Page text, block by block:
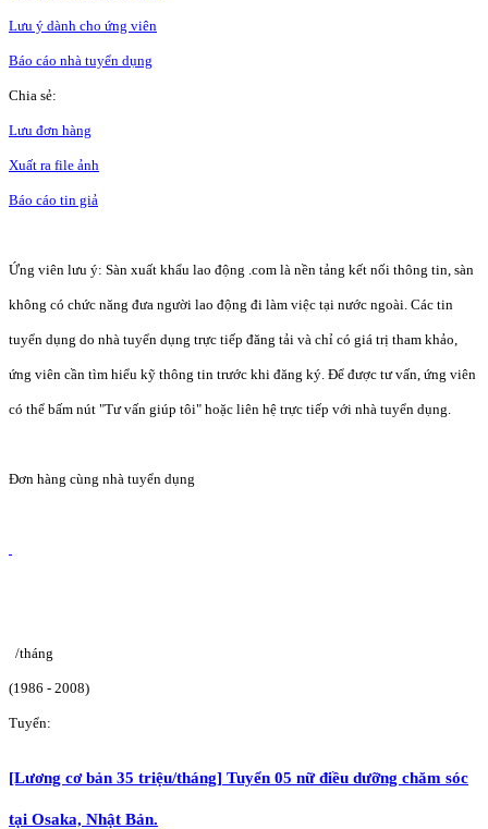
Lưu ý dành cho ứng viên
Báo cáo nhà tuyển dụng
Chia sẻ:
Lưu đơn hàng
Xuất ra file ảnh
Báo cáo tin giả
Ứng viên lưu ý: Sàn xuất khẩu lao động .com là nền tảng kết nối thông tin, sàn
không có chức năng đưa người lao động đi làm việc tại nước ngoài. Các tin
tuyển dụng do nhà tuyển dụng trực tiếp đăng tải và chỉ có giá trị tham khảo,
ứng viên cần tìm hiểu kỹ thông tin trước khi đăng ký. Để được tư vấn, ứng viên
có thể bấm nút "Tư vấn giúp tôi" hoặc liên hệ trực tiếp với nhà tuyển dụng.
Đơn hàng cùng nhà tuyển dụng
/tháng
(1986 - 2008)
Tuyển:
[Lương cơ bản 35 triệu/tháng] Tuyển 05 nữ điều dưỡng chăm sóc
tại Osaka, Nhật Bản.